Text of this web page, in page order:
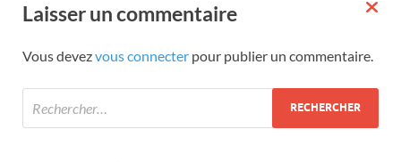
Laisser un commentaire
Vous devezvous connecter pour publier un commentaire.